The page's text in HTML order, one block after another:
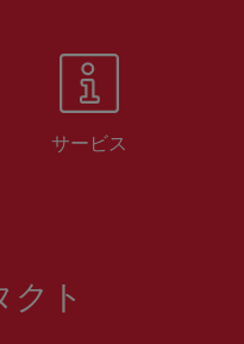
サービス
クト